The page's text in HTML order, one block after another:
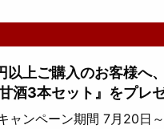
上ご購入のお客様へ
酒3本セット』をプレ
ンペーン期間 7月20日